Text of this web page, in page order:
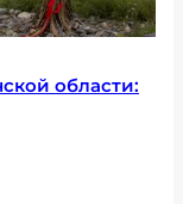
области: